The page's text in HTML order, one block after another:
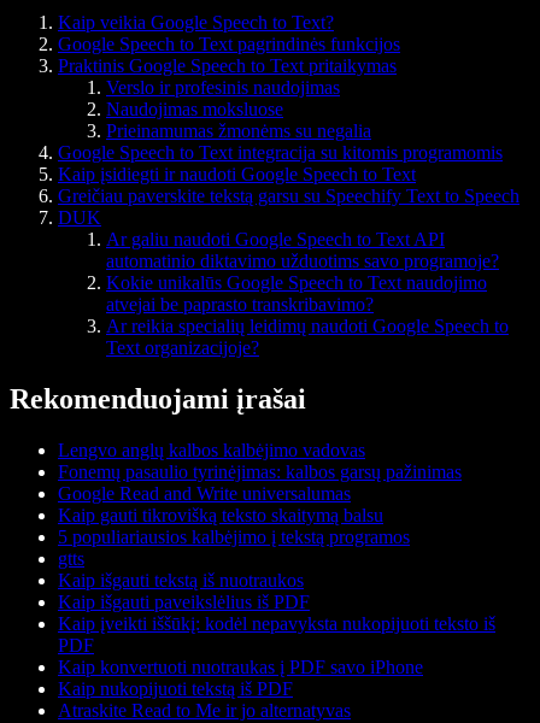
Kaip veikia Google Speech to Text?
Google Speech to Text pagrindinės funkcijos
Praktinis Google Speech to Text pritaikymas
Verslo ir profesinis naudojimas
Naudojimas moksluose
Prieinamumas žmonėms su negalia
Google Speech to Text integracija su kitomis programomis
Kaip įsidiegti ir naudoti Google Speech to Text
Greičiau paverskite tekstą garsu su Speechify Text to Speech
DUK
Ar galiu naudoti Google Speech to Text API
automatinio diktavimo užduotims savo programoje?
Kokie unikalūs Google Speech to Text naudojimo
atvejai be paprasto transkribavimo?
Ar reikia specialių leidimų naudoti Google Speech to
Text organizacijoje?
Rekomenduojami įrašai
Lengvo anglų kalbos kalbėjimo vadovas
Fonemų pasaulio tyrinėjimas: kalbos garsų pažinimas
Google Read and Write universalumas
Kaip gauti tikrovišką teksto skaitymą balsu
5 populiariausios kalbėjimo į tekstą programos
gtts
Kaip išgauti tekstą iš nuotraukos
Kaip išgauti paveikslėlius iš PDF
Kaip įveikti iššūkį: kodėl nepavyksta nukopijuoti teksto iš
PDF
Kaip konvertuoti nuotraukas į PDF savo iPhone
Kaip nukopijuoti tekstą iš PDF
Atraskite Read to Me ir jo alternatyvas